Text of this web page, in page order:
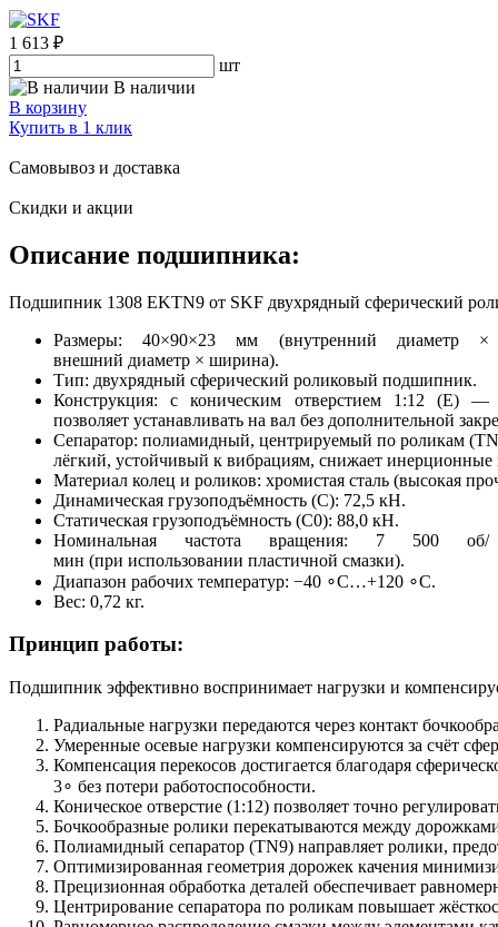
1 613 ₽
шт
В наличии
В корзину
Купить в 1 клик
Самовывоз и доставка
Скидки и акции
Описание подшипника:
Подшипник 1308 EKTN9 от SKF двухрядный сферический
Размеры: 40×90×23 мм (внутренний диаметр ×
внешний диаметр × ширина).
Тип: двухрядный сферический роликовый подшипник.
Конструкция: с коническим отверстием 1:12 (E) —
позволяет устанавливать на вал без дополнительной
Сепаратор: полиамидный, центрируемый по роликам
лёгкий, устойчивый к вибрациям, снижает инерционные
Материал колец и роликов: хромистая сталь (высокая
Динамическая грузоподъёмность (C): 72,5 кН.
Статическая грузоподъёмность (C0​): 88,0 кН.
Номинальная частота вращения: 7 500 об/
мин (при использовании пластичной смазки).
Диапазон рабочих температур: −40 ∘C…+120 ∘C.
Вес: 0,72 кг.
Принцип работы:
Подшипник эффективно воспринимает нагрузки и
Радиальные нагрузки передаются через контакт
Умеренные осевые нагрузки компенсируются за счёт
Компенсация перекосов достигается благодаря
3∘ без потери работоспособности.
Коническое отверстие (1:12) позволяет точно
Бочкообразные ролики перекатываются между
Полиамидный сепаратор (TN9) направляет ролики,
Оптимизированная геометрия дорожек качения
Прецизионная обработка деталей обеспечивает
Центрирование сепаратора по роликам повышает